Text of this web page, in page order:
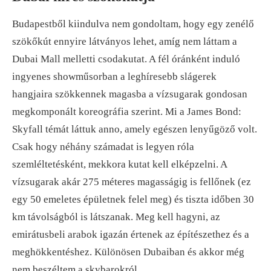
Budapestből kiindulva nem gondoltam, hogy egy zenélő
szökőkút ennyire látványos lehet, amíg nem láttam a
Dubai Mall melletti csodakutat. A fél óránként induló
ingyenes showműsorban a leghíresebb slágerek
hangjaira szökkennek magasba a vízsugarak gondosan
megkomponált koreográfia szerint. Mi a James Bond:
Skyfall témát láttuk anno, amely egészen lenyűgöző volt.
Csak hogy néhány számadat is legyen róla
szemléltetésként, mekkora kutat kell elképzelni. A
vízsugarak akár 275 méteres magasságig is fellőnek (ez
egy 50 emeletes épületnek felel meg) és tiszta időben 30
km távolságból is látszanak. Meg kell hagyni, az
emirátusbeli arabok igazán értenek az építészethez és a
meghökkentéshez. Különösen Dubaiban és akkor még